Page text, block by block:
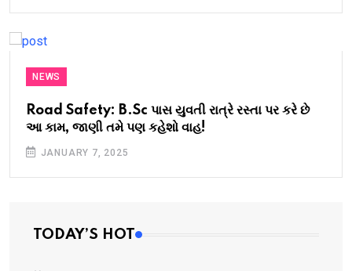
NEWS
Road Safety: B.Sc પાસ યુવતી રાત્રે રસ્તા પર કરે છે
આ કામ, જાણી તમે પણ કહેશો વાહ!
JANUARY 7, 2025
TODAY’S HOT